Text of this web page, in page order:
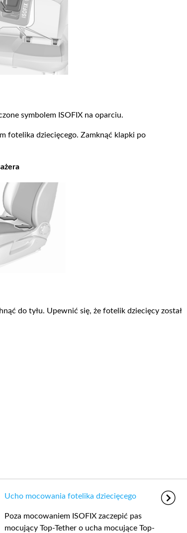
symbolem ISOFIX na oparciu.
fotelika dziecięcego. Zamknąć klapki po
do tyłu. Upewnić się, że fotelik dziecięcy został
Ucho mocowania fotelika dziecięcego
Poza mocowaniem ISOFIX zaczepić pas
mocujący Top-Tether o ucha mocujące Top-